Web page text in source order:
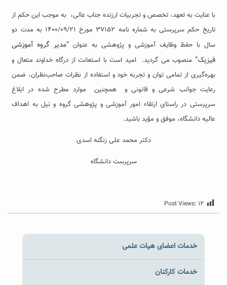
با عنایت به تعهد، تخصص و تجربیات ارزنده جناب عالی، به موجب این حکم از
تاریخ حکم سرپرستی به شماره نامه ۳۷۱۵۲ مورخ ۱۴۰۰/۰۹/۲۱ به مدت دو
سال با حفظ وظایف آموزشی و پژوهشی به عنوان “مدیر گروه آموزشی
فیزیک” منصوب می گردید. امید است با استعانت از درگاه خداوند متعال و
بهره‌گیری از تمامی توان و تجربه خود و استفاده از نظرات صاحب‌نظران، ضمن
رعایت جوانب شرعی و قانونی و همچنین موارد مطرح شده در ابلاغ
سرپرستی در راستای ارتقاء امور آموزشی و پژوهشی گروه و نیل به اهداف
عالیه دانشگاه، موفق و مؤید باشید.
دکتر محمد علی زنگنه اسدی
سرپرست دانشگاه
Post Views: ۱۲
خدمات اعضای هیات علمی
خدمات کارکنان